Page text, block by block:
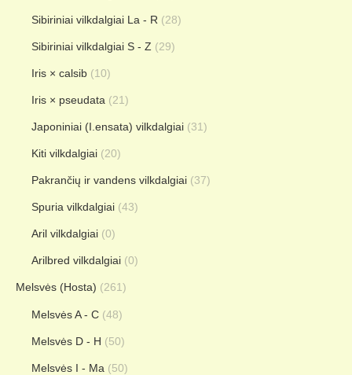
Sibiriniai vilkdalgiai La - R (28)
Sibiriniai vilkdalgiai S - Z (29)
Iris × calsib (10)
Iris × pseudata (21)
Japoniniai (I.ensata) vilkdalgiai (31)
Kiti vilkdalgiai (20)
Pakrančių ir vandens vilkdalgiai (37)
Spuria vilkdalgiai (43)
Aril vilkdalgiai (0)
Arilbred vilkdalgiai (0)
Melsvės (Hosta) (261)
Melsvės A - C (48)
Melsvės D - H (50)
Melsvės I - Ma (50)